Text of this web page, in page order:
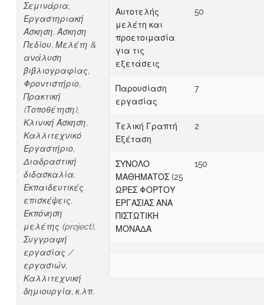
Σεμινάρια,
Εργαστηριακή
Άσκηση, Άσκηση
Πεδίου, Μελέτη &
ανάλυση
βιβλιογραφίας,
Φροντιστήριο,
Πρακτική
(Τοποθέτηση),
Κλινική Άσκηση,
Καλλιτεχνικό
Εργαστήριο,
Διαδραστική
διδασκαλία,
Εκπαιδευτικές
επισκέψεις,
Εκπόνηση
μελέτης (project),
Συγγραφή
εργασίας /
εργασιών,
Καλλιτεχνική
δημιουργία, κ.λπ.
Αυτοτελής
μελέτη και
προετοιμασία
για τις
εξετάσεις
50
Παρουσίαση
εργασίας
7
Τελική Γραπτή
Εξέταση
2
ΣΥΝΟΛΟ
ΜΑΘΗΜΑΤΟΣ (25
ΩΡΕΣ ΦΟΡΤΟΥ
ΕΡΓΑΣΙΑΣ ΑΝΑ
ΠΙΣΤΩΤΙΚΗ
ΜΟΝΑΔΑ
150